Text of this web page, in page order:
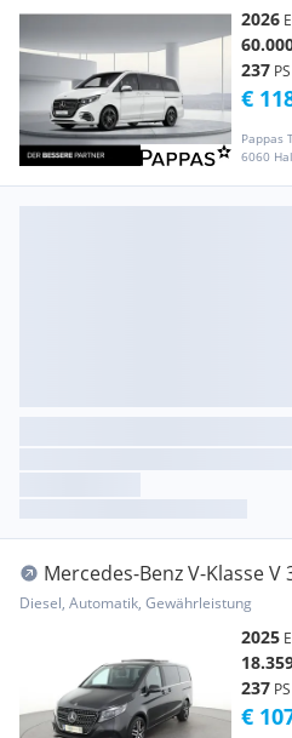
2026
237
Pappas
6060
€
Mercedes-Benz V-Klasse V
AVANTGARDE Lang Airm Distr
Diesel, Automatik, Gewährleistung
2025
237
€